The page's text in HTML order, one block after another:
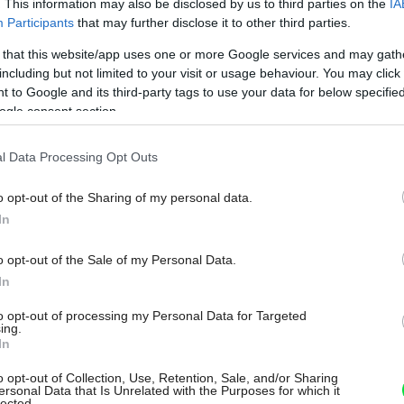
This information may also be disclosed by us to third parties on the
Participants that may further disclose it to other third parties.
that this website/app uses one or more Google services and may
but not limited to your visit or usage behaviour. You may
to Google and its third-party tags to use your data for below
consent section.
Data Processing Opt Outs
opt-out of the Sharing of my personal data.
opt-out of the Sale of my Personal Data.
opt-out of processing my Personal Data for Targeted
opt-out of Collection, Use, Retention, Sale, and/or Sharing
Data that Is Unrelated with the Purposes for which it
technológii je možné tienenie
telefónom iba jedným dotykom.
rolety neprepustia svetlo a zabránia aj
alebo okoloidúcich. Zaistia vám
peňaženke:
využívať klimatizáciu. Znižujú teplotu v
radi oceníte na úsporách, zároveň sa
prostrediu.
zlodejom v ľahkom vniknutí do domu